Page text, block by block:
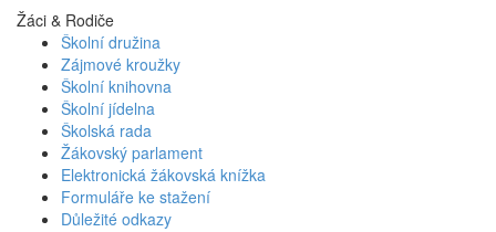
Žáci & Rodiče
Školní družina
Zájmové kroužky
Školní knihovna
Školní jídelna
Školská rada
Žákovský parlament
Elektronická žákovská knížka
Formuláře ke stažení
Důležité odkazy